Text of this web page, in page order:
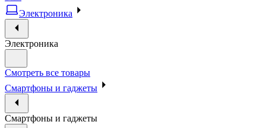
Электроника
Электроника
Смотреть все товары
Смартфоны и гаджеты
Смартфоны и гаджеты